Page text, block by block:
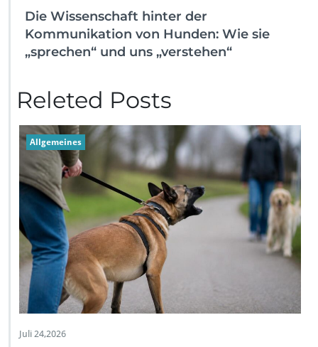
Die Wissenschaft hinter der
Kommunikation von Hunden: Wie sie
„sprechen“ und uns „verstehen“
Releted Posts
Allgemeines
Juli 24,2026